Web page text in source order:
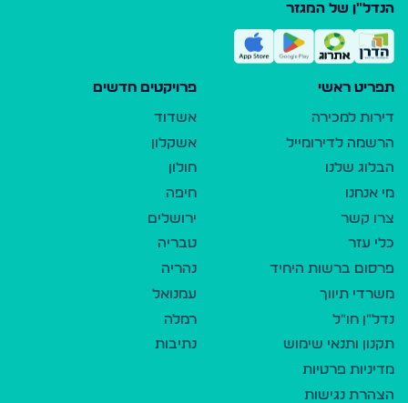
הנדל"ן של המגזר
תפריט ראשי
דירות למכירה
הרשמה לדירומייל
הבלוג שלנו
מי אנחנו
צרו קשר
כלי עזר
פרסום ברשות היחיד
משרדי תיווך
נדל"ן חו"ל
תקנון ותנאי שימוש
מדיניות פרטיות
הצהרת נגישות
פרויקטים חדשים
אשדוד
אשקלון
חולון
חיפה
ירושלים
טבריה
נהריה
עמנואל
רמלה
נתיבות